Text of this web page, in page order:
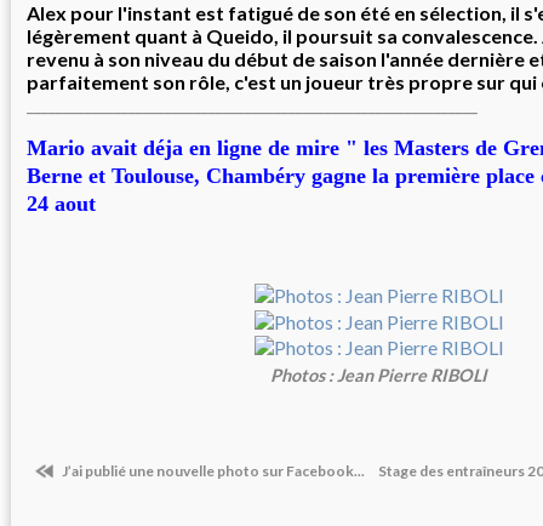
Alex pour l'instant est fatigué de son été en sélection, il
légèrement quant à Queido, il poursuit sa
revenu à son niveau du début de saison l'année dernière
parfaitement son rôle, c'est un joueur très propre sur
Mario avait déja en ligne de mire " les Masters de
Berne et Toulouse, Chambéry gagne la première place
24 aout
Photos : Jean Pierre RIBOLI
J’ai publié une nouvelle photo sur Facebook... Stage des entraîneurs